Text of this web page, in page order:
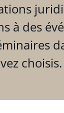
à des
choisis.